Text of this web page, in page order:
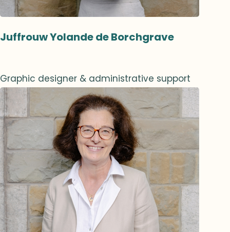
Juffrouw Yolande de Borchgrave
Graphic designer & administrative support